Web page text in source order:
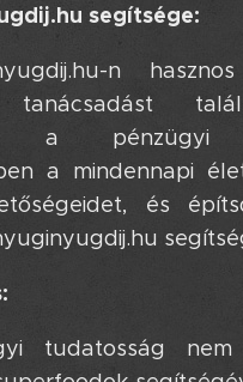
segítsége:
n
tanácsadást
a pénzügyi
a mindennapi
és
tudatosság